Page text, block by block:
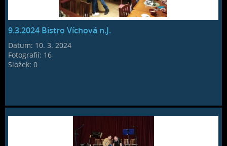
9.3.2024 Bistro Víchová n.J.
Datum: 10. 3. 2024
Fotografií: 16
Složek:0